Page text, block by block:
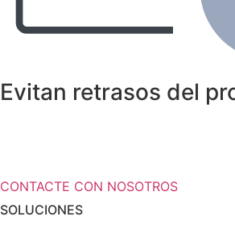
Evitan retrasos del
CONTACTE CON NOSOTROS
SOLUCIONES